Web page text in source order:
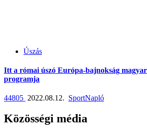
Úszás
Itt a római úszó Európa-bajnokság
programja
44805 2022.08.12. SportNapló
Közösségi média